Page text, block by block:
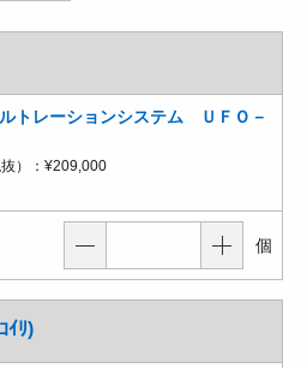
トレーションシステム ＵＦＯ－
）： ¥209,000
個
ｲﾘ)